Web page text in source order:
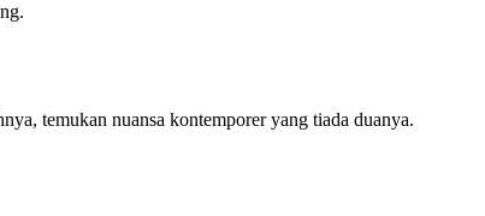
temukan nuansa kontemporer yang tiada duanya.